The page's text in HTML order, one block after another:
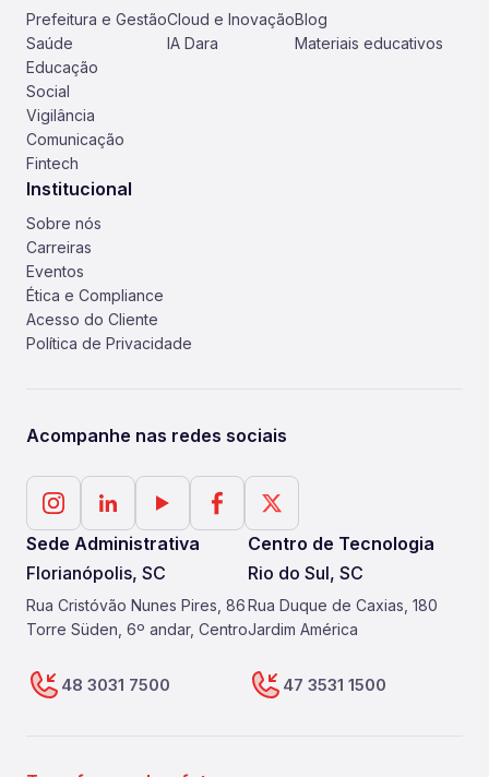
Prefeitura e Gestão
Saúde
Educação
Social
Vigilância
Comunicação
Fintech
Cloud e Inovação
IA Dara
Blog
Materiais educativos
Institucional
Sobre nós
Carreiras
Eventos
Ética e Compliance
Acesso do Cliente
Política de Privacidade
Acompanhe nas redes sociais
Sede Administrativa
Florianópolis, SC
Rua Cristóvão Nunes Pires, 86
Torre Süden, 6º andar, Centro
48 3031 7500
Centro de Tecnologia
Rio do Sul, SC
Rua Duque de Caxias, 180
Jardim América
47 3531 1500